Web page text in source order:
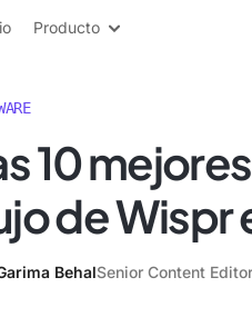
Producto
10
de Wispr
BehalSenior Content Editor